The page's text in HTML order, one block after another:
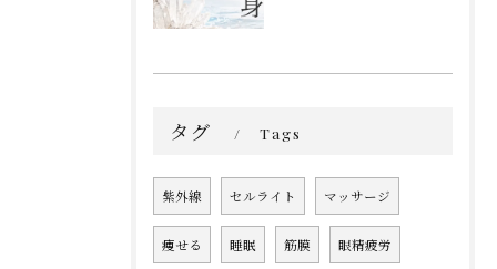
タグ Tags
紫外線 セルライト マッサージ
痩せる 睡眠 筋膜 眼精疲労